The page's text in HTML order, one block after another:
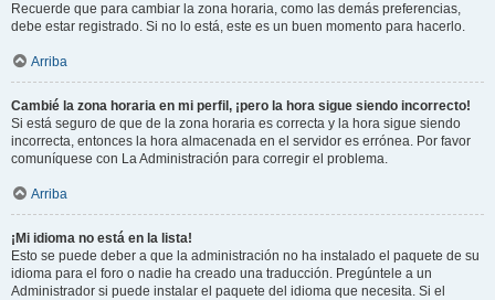
Recuerde que para cambiar la zona horaria, como las demás preferencias,
debe estar registrado. Si no lo está, este es un buen momento para hacerlo.
Arriba
Cambié la zona horaria en mi perfil, ¡pero la hora sigue siendo incorrecto!
Si está seguro de que de la zona horaria es correcta y la hora sigue siendo
incorrecta, entonces la hora almacenada en el servidor es errónea. Por favor
comuníquese con La Administración para corregir el problema.
Arriba
¡Mi idioma no está en la lista!
Esto se puede deber a que la administración no ha instalado el paquete de su
idioma para el foro o nadie ha creado una traducción. Pregúntele a un
Administrador si puede instalar el paquete del idioma que necesita. Si el